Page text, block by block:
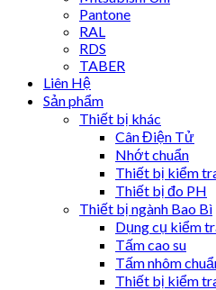
Pantone
RAL
RDS
TABER
Liên Hệ
Sản phẩm
Thiết bị khác
Cân Điện Tử
Nhớt chuẩn
Thiết bị kiểm
Thiết bị đo PH
Thiết bị ngành Bao Bì
Dụng cụ kiểm
Tấm cao su
Tấm nhôm
Thiết bị kiểm